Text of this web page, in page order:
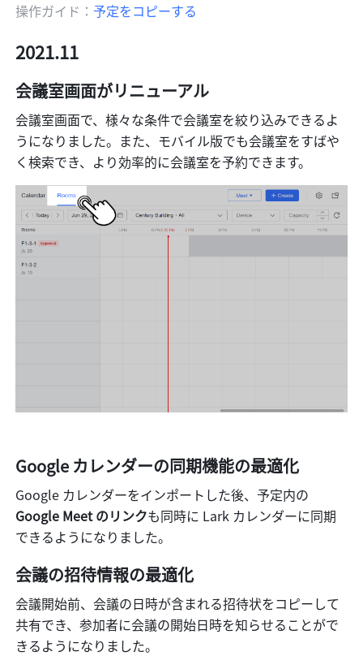
操作ガイド： 予定をコピーする
2021.11
会議室画面がリニューアル
会議室画面で、様々な条件で会議室を絞り込みできるよ
うになりました。また、モバイル版でも会議室をすばや
く検索でき、より効率的に会議室を予約できます。
Google カレンダーの同期機能の最適化
Google Meet のリンクも同時に Lark カレンダーに同期
できるようになりました。
会議の招待情報の最適化
会議開始前、会議の日時が含まれる招待状をコピーして
共有でき、参加者に会議の開始日時を知らせることがで
きるようになりました。